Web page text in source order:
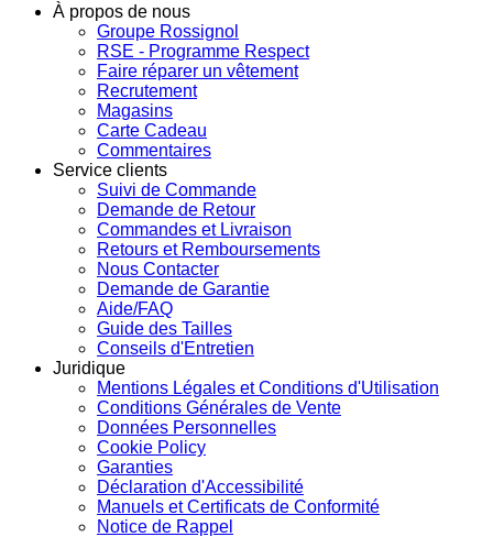
À propos de nous
Groupe Rossignol
RSE - Programme Respect
Faire réparer un vêtement
Recrutement
Magasins
Carte Cadeau
Commentaires
Service clients
Suivi de Commande
Demande de Retour
Commandes et Livraison
Retours et Remboursements
Nous Contacter
Demande de Garantie
Aide/FAQ
Guide des Tailles
Conseils d'Entretien
Juridique
Mentions Légales et Conditions d'Utilisation
Conditions Générales de Vente
Données Personnelles
Cookie Policy
Garanties
Déclaration d'Accessibilité
Manuels et Certificats de Conformité
Notice de Rappel